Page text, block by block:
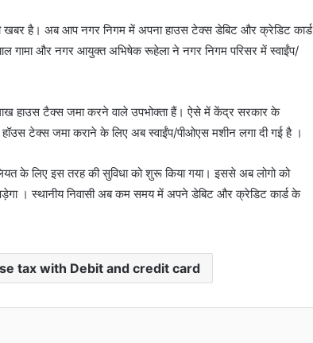
खबर है। अब आप नगर निगम में अपना हाउस टेक्स डेबिट और क्रेडिट कार्ड
और नगर आयुक्त अभिषेक रूहेला ने नगर निगम परिसर में स्वाईंप/
हाउस टैक्स जमा करने वाले उपभोक्ता हैं। ऐसे में केंद्र सरकार के
टेक्स जमा कराने के लिए अब स्वाईंप/पीओएस मशीन लगा दी गई है ।
के लिए इस तरह की सुविधा को शुरू किया गया। इससे अब लोगो को
। स्थानीय निवासी अब कम समय में अपने डेबिट और क्रेडिट कार्ड के
tax with Debit and credit card